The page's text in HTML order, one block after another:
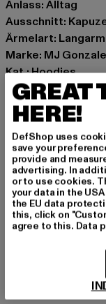
Anlass: Alltag
Ausschnitt:
Ärmelart: Langarm
Marke: MJ
Kat.: Hoodies
Farbe: beige
Hersteller Farbe:
Art.Nr:
Hersteller: TB
Dr.-Robert-
DE
GREAT
HERE!
DefShop uses
save your
provide and
advertising. In
or to use cookies.
your data in the
the EU data
this, click on
agree to this. Data